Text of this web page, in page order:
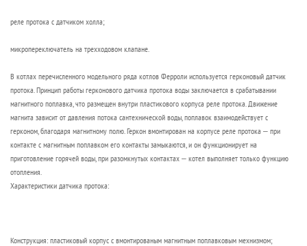
реле протока с датчиком холла;
микропереключатель на трехходовом клапане.
В котлах перечисленного модельного ряда котлов Ферроли используется герконовый датчик
протока. Принцип работы герконового датчика протока воды заключается в срабатывании
магнитного поплавка, что размещен внутри пластикового корпуса реле протока. Движение
магнита зависит от давления потока сантехнической воды, поплавок взаимодействует с
герконом, благодаря магнитному полю. Геркон вмонтирован на корпусе реле протока – при
контакте с магнитным поплавком его контакты замыкаются, и он функционирует на
приготовление горячей воды, при разомкнутых контактах – котел выполняет только функцию
отопления.
Характеристики датчика протока:
Конструкция: пластиковый корпус с вмонтированым магнитным поплавковым мехнизмом;